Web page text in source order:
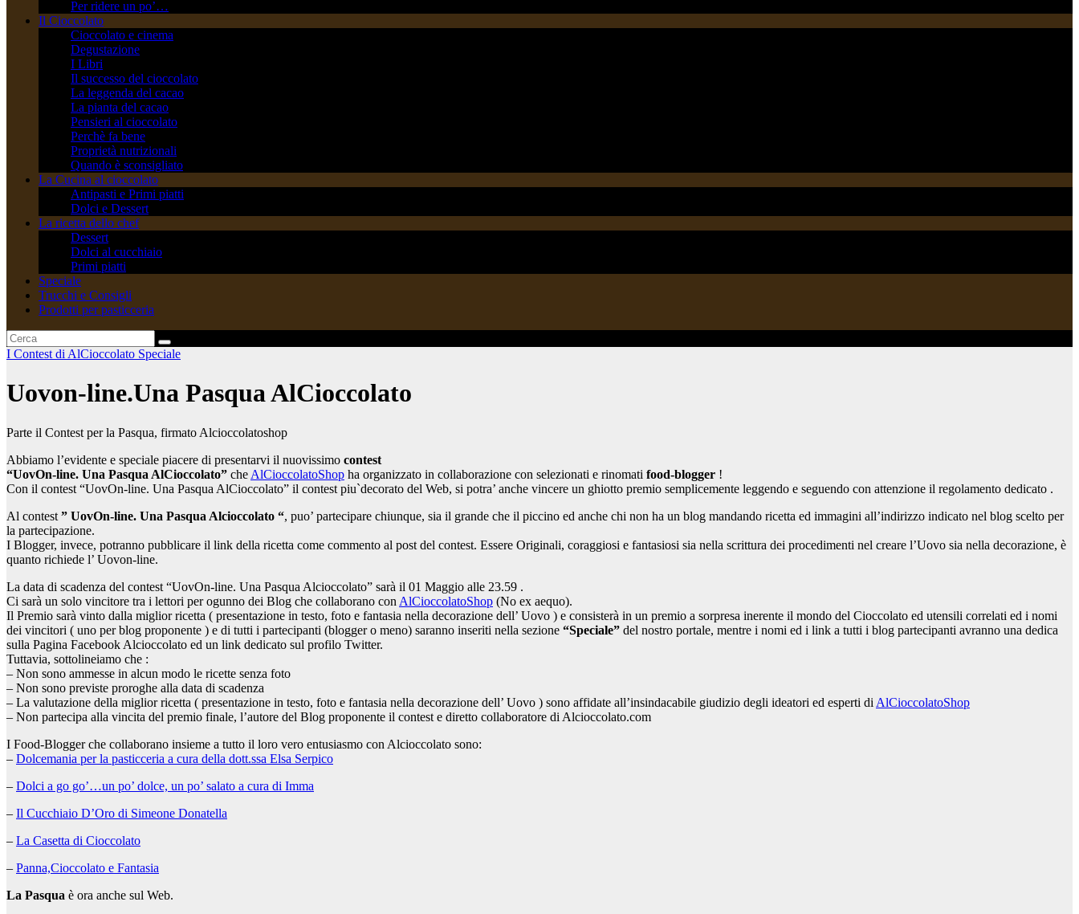
Per ridere un po’…
Il Cioccolato
Cioccolato e cinema
Degustazione
I Libri
Il successo del cioccolato
La leggenda del cacao
La pianta del cacao
Pensieri al cioccolato
Perchè fa bene
Proprietà nutrizionali
Quando è sconsigliato
La Cucina al cioccolato
Antipasti e Primi piatti
Dolci e Dessert
La ricetta dello chef
Dessert
Dolci al cucchiaio
Primi piatti
Speciale
Trucchi e Consigli
Prodotti per pasticceria
I Contest di AlCioccolato Speciale
Uovon-line.Una Pasqua AlCioccolato
Parte il Contest per la Pasqua, firmato Alcioccolatoshop
Abbiamo l’evidente e speciale piacere di presentarvi il nuovissimo contest
“UovOn-line. Una Pasqua AlCioccolato” che AlCioccolatoShop ha organizzato in collaborazione con selezionati e rinomati food-blogger !
Con il contest “UovOn-line. Una Pasqua AlCioccolato” il contest piu`decorato del Web, si potra’ anche vincere un ghiotto premio semplicemente leggendo e seguendo con attenzione il regolamento dedicato .
Al contest ” UovOn-line. Una Pasqua Alcioccolato “, puo’ partecipare chiunque, sia il grande che il piccino ed anche chi non ha un blog mandando ricetta ed immagini all’indirizzo indicato nel blog scelto per
la partecipazione.
I Blogger, invece, potranno pubblicare il link della ricetta come commento al post del contest. Essere Originali, coraggiosi e fantasiosi sia nella scrittura dei procedimenti nel creare l’Uovo sia nella decorazione, è
quanto richiede l’ Uovon-line.
La data di scadenza del contest “UovOn-line. Una Pasqua Alcioccolato” sarà il 01 Maggio alle 23.59 .
Ci sarà un solo vincitore tra i lettori per ogunno dei Blog che collaborano con AlCioccolatoShop (No ex aequo).
Il Premio sarà vinto dalla miglior ricetta ( presentazione in testo, foto e fantasia nella decorazione dell’ Uovo ) e consisterà in un premio a sorpresa inerente il mondo del Cioccolato ed utensili correlati ed i nomi
dei vincitori ( uno per blog proponente ) e di tutti i partecipanti (blogger o meno) saranno inseriti nella sezione “Speciale” del nostro portale, mentre i nomi ed i link a tutti i blog partecipanti avranno una dedica
sulla Pagina Facebook Alcioccolato ed un link dedicato sul profilo Twitter.
Tuttavia, sottolineiamo che :
– Non sono ammesse in alcun modo le ricette senza foto
– Non sono previste proroghe alla data di scadenza
– La valutazione della miglior ricetta ( presentazione in testo, foto e fantasia nella decorazione dell’ Uovo ) sono affidate all’insindacabile giudizio degli ideatori ed esperti di AlCioccolatoShop
– Non partecipa alla vincita del premio finale, l’autore del Blog proponente il contest e diretto collaboratore di Alcioccolato.com
I Food-Blogger che collaborano insieme a tutto il loro vero entusiasmo con Alcioccolato sono:
– Dolcemania per la pasticceria a cura della dott.ssa Elsa Serpico
– Dolci a go go’…un po’ dolce, un po’ salato a cura di Imma
– Il Cucchiaio D’Oro di Simeone Donatella
– La Casetta di Cioccolato
– Panna,Cioccolato e Fantasia
La Pasqua è ora anche sul Web.